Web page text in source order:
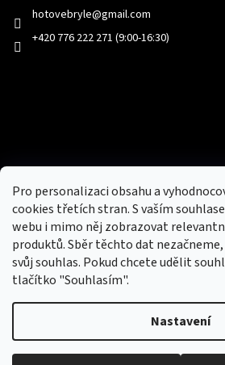
Pro personalizaci obsahu a
cookies třetích stran. S vaším
webu i mimo něj zobrazovat
produktů. Sběr těchto dat
svůj souhlas. Pokud chcete udělit
tlačítko "Souhlasím".
Nastavení
hotovebryle@gmail.com
+420 776 222 271 (9:00-16:30)
Přijímáme online platby
Nový obchod s batohy, cestovními